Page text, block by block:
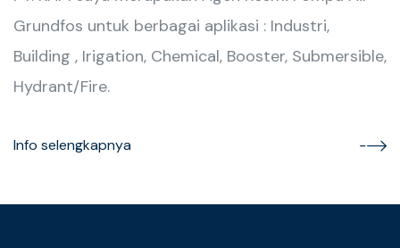
Grundfos untuk berbagai aplikasi : Industri,
Building , Irigation, Chemical, Booster, Submersible,
Hydrant/Fire.
Info selengkapnya